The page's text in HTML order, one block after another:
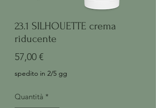
23.1 SILHOUETTE crema
riducente
57,00 €Prezzo
spedito in 2/5 gg
Quantità *